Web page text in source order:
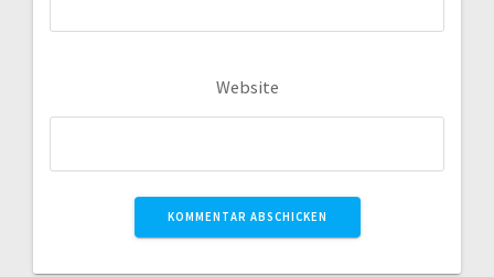
Website